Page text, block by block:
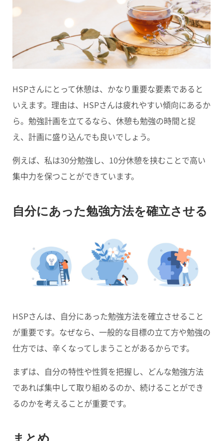
HSPさんにとって休憩は、かなり重要な要素であると
いえます。理由は、HSPさんは疲れやすい傾向にあるか
ら。勉強計画を立てるなら、 休憩も勉強の時間と捉
え、計画に盛り込んでも良いでしょう。
例えば、私は30分勉強し、10分休憩を挟むことで高い
集中力を保つことができています。
自分にあった勉強方法を確立させる
HSPさんは、自分にあった勉強方法を確立させること
が重要です。なぜなら、一般的な目標の立て方や勉強の
仕方では、辛くなってしまうことがあるからです。
まずは、自分の特性や性質を把握し、どんな勉強方法
であれば集中して取り組めるのか、続けることができ
るのかを考えることが重要です。